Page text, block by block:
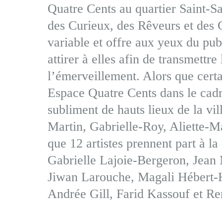
Quatre Cents au quartier Saint-
des Curieux, des Rêveurs et des
variable et offre aux yeux du
attirer à elles afin de
l’émerveillement. Alors que
Espace Quatre Cents dans le
subliment de hauts lieux de la
Martin, Gabrielle-Roy, Aliette-
que 12 artistes prennent part à
Gabrielle Lajoie-Bergeron,
Jiwan Larouche, Magali
Andrée Gill, Farid Kassouf et